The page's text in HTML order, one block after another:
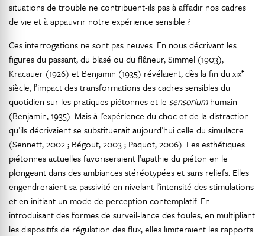
situations de trouble ne contribuent-ils pas à affadir nos cadres
de vie et à appauvrir notre expérience sensible ?
Ces interrogations ne sont pas neuves. En nous décrivant les
figures du passant, du blasé ou du flâneur, Simmel (1903),
Kracauer (1926) et Benjamin (1935) révélaient, dès la fin du xixe
siècle, l’impact des transformations des cadres sensibles du
quotidien sur les pratiques piétonnes et le sensoriumhumain
(Benjamin, 1935). Mais à l’expérience du choc et de la distraction
qu’ils décrivaient se substituerait aujourd’hui celle du simulacre
(Sennett, 2002 ; Bégout, 2003 ; Paquot, 2006). Les esthétiques
piétonnes actuelles favoriseraient l’apathie du piéton en le
plongeant dans des ambiances stéréotypées et sans reliefs. Elles
engendreraient sa passivité en nivelant l’intensité des stimulations
et en initiant un mode de perception contemplatif. En
introduisant des formes de surveil-lance des foules, en multipliant
les dispositifs de régulation des flux, elles limiteraient les rapports